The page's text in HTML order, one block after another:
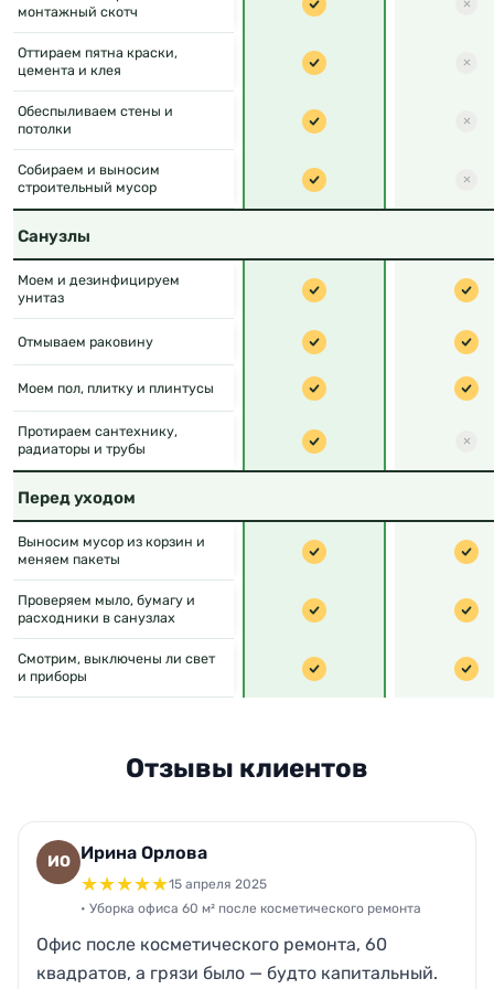
монтажный скотч
Оттираем пятна краски,
цемента и клея
Обеспыливаем стены и
потолки
Собираем и выносим
строительный мусор
Санузлы
Моем и дезинфицируем
унитаз
Отмываем раковину
Моем пол, плитку и плинтусы
Протираем сантехнику,
радиаторы и трубы
Перед уходом
Выносим мусор из корзин и
меняем пакеты
Проверяем мыло, бумагу и
расходники в санузлах
Смотрим, выключены ли свет
и приборы
Отзывы клиентов
ИО Ирина Орлова
★★★★★15 апреля 2025
• Уборка офиса 60 м² после косметического ремонта
Офис после косметического ремонта, 60
квадратов, а грязи было — будто капитальный.